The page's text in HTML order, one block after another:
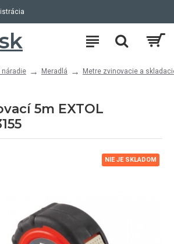
náradie Meradlá Metre zvinovacie a
5m EXTOL
NIE JE SKLADOM